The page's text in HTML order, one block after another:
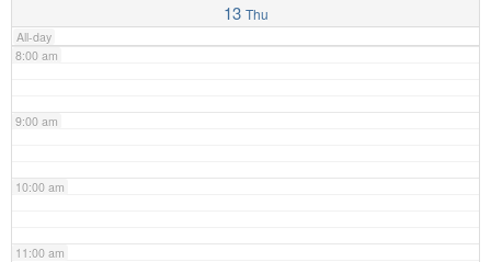
13 Thu
All-day
8:00 am
9:00 am
10:00 am
11:00 am